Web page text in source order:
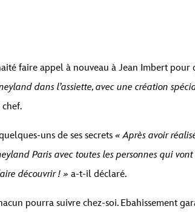
réel, cliquez sur le bouton ci-dessous. Veuillez
tiers.
faire appel à nouveau à Jean Imbert pour
dans l’assiette, avec une création
chef.
uns de ses secrets « Après avoir
Paris avec toutes les personnes qui vont
découvrir ! » a-t-il déclaré.
pourra suivre chez-soi. Ebahissement